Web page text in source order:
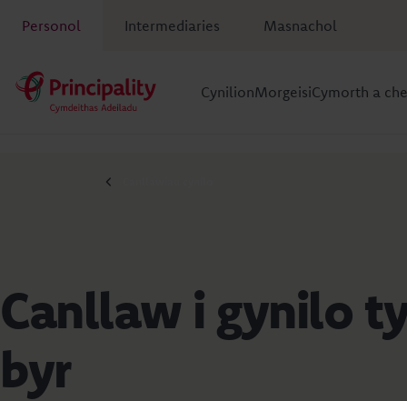
Personol Intermediaries Masnachol
CynilionMorgeisiCymorth a
Canllaw i gynilo
byr